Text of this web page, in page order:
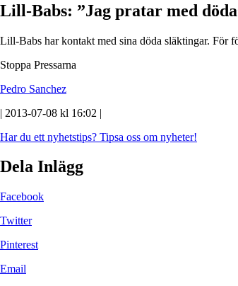
Lill-Babs: ”Jag pratar med
Lill-Babs har kontakt med sina döda släktingar. För
Stoppa Pressarna
Pedro Sanchez
| 2013-07-08 kl 16:02 |
Har du ett nyhetstips? Tipsa oss om nyheter!
Dela Inlägg
Facebook
Twitter
Pinterest
Email